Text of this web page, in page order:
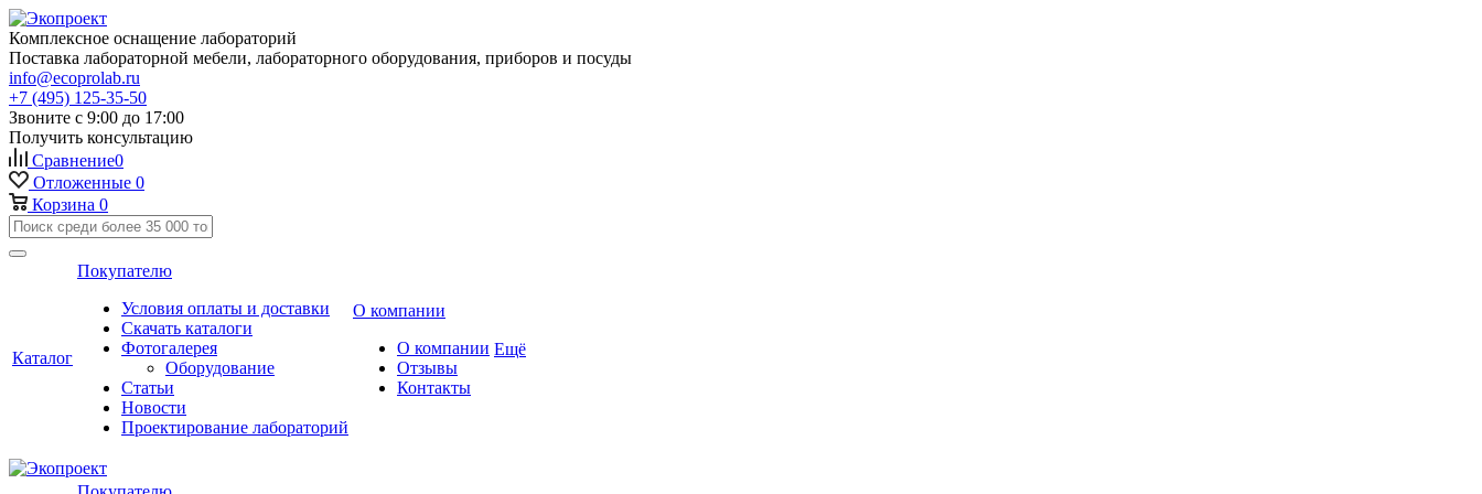
Комплексное оснащение лабораторий
Поставка лабораторной мебели, лабораторного оборудования, приборов и посуды
info@ecoprolab.ru
+7 (495) 125-35-50
Звоните с 9:00 до 17:00
Получить консультацию
Сравнение0
Отложенные 0
Корзина 0
Каталог
Покупателю
Условия оплаты и доставки
Скачать каталоги
Фотогалерея
Оборудование
Статьи
Новости
Проектирование лабораторий
О компании
О компании
Отзывы
Контакты
Ещё